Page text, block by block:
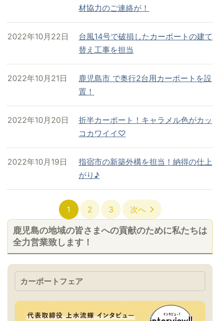
材協力のご連絡が！
台風14号で破損したカーポートの建て
替え工事を担当
2022年10月22日
鹿児島市 で奥行2台用カーポートを設
置！
2022年10月21日
折半カーポート！キャラメル色がカッ
コカワイイ♡
2022年10月20日
指宿市の新築外構を担当！納得の仕上
がり♪
2022年10月19日
1 2 3 次へ
鹿児島の地域の皆さまへの貢献のために私たちは
全力営業致します！
カーポートフェア